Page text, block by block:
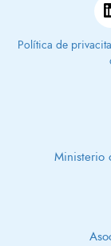
Política de
Ministerio